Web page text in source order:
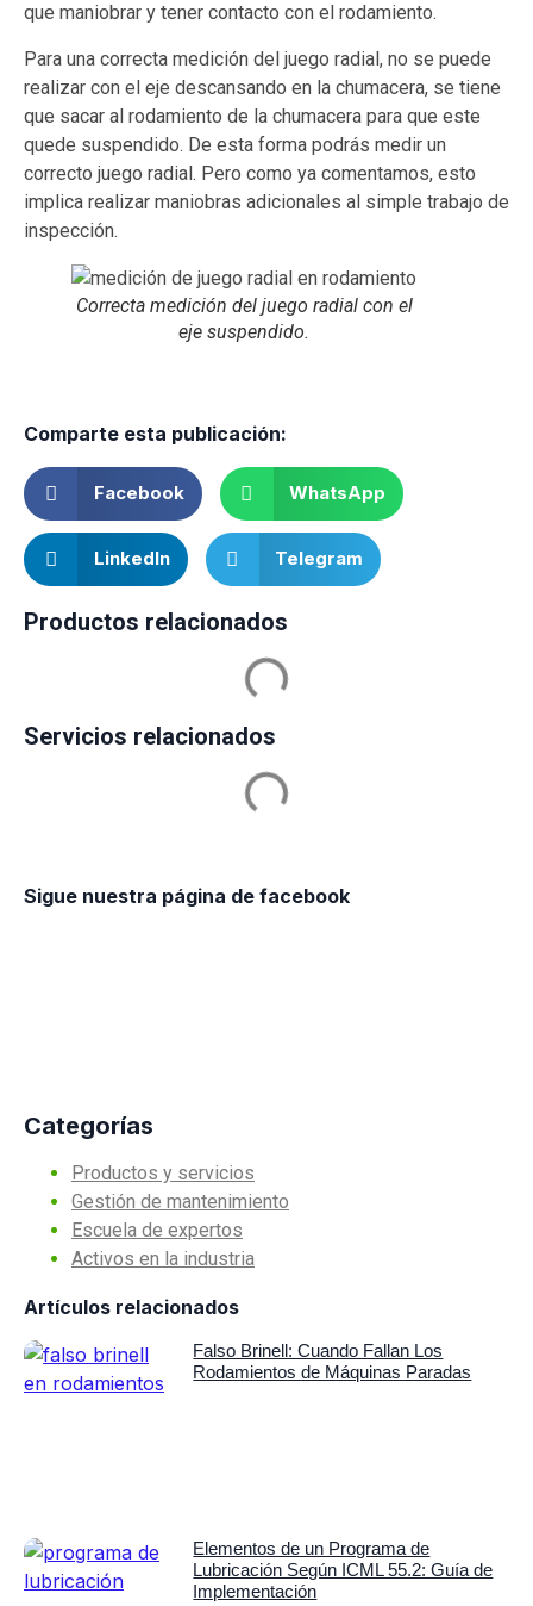
que maniobrar y tener contacto con el rodamiento.
Para una correcta medición del juego radial, no se puede
realizar con el eje descansando en la chumacera, se tiene
que sacar al rodamiento de la chumacera para que este
quede suspendido. De esta forma podrás medir un
correcto juego radial. Pero como ya comentamos, esto
implica realizar maniobras adicionales al simple trabajo de
inspección.
Correcta medición del juego radial con el
eje suspendido.
Comparte esta publicación:
Facebook WhatsApp
LinkedIn Telegram
Productos relacionados
Servicios relacionados
Sigue nuestra página de facebook
Categorías
Productos y servicios
Gestión de mantenimiento
Escuela de expertos
Activos en la industria
Artículos relacionados
Falso Brinell: Cuando Fallan Los
Rodamientos de Máquinas Paradas
Elementos de un Programa de
Lubricación Según ICML 55.2: Guía de
Implementación